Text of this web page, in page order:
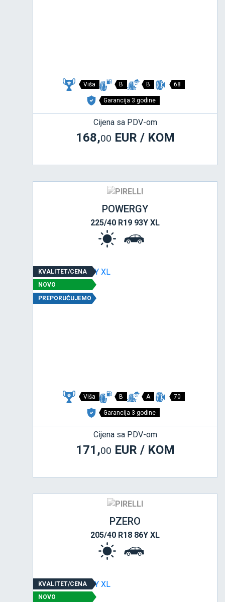
Viša B B 68
Garancija 3 godine
Cijena sa PDV-om
168,00 EUR / KOM
POWERGY
225/40 R19 93Y XL
KVALITET/CENA
NOVO
PREPORUČUJEMO
Viša B A 70
Garancija 3 godine
Cijena sa PDV-om
171,00 EUR / KOM
PZERO
205/40 R18 86Y XL
KVALITET/CENA
NOVO